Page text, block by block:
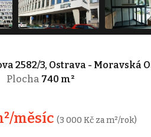
2582/3, Ostrava - Moravská
Plocha 740 m²
měsíc (3 000 Kč za m²/rok)